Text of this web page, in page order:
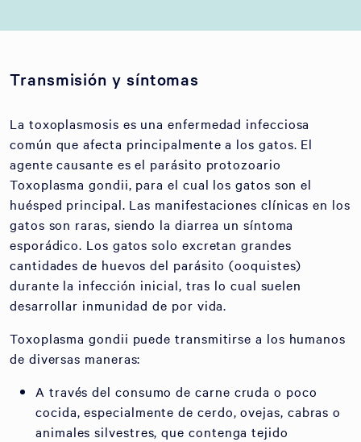
Transmisión y síntomas
La toxoplasmosis es una enfermedad infecciosa
común que afecta principalmente a los gatos. El
agente causante es el parásito protozoario
Toxoplasma gondii, para el cual los gatos son el
huésped principal. Las manifestaciones clínicas en los
gatos son raras, siendo la diarrea un síntoma
esporádico. Los gatos solo excretan grandes
cantidades de huevos del parásito (ooquistes)
durante la infección inicial, tras lo cual suelen
desarrollar inmunidad de por vida.
Toxoplasma gondii puede transmitirse a los humanos
de diversas maneras:
A través del consumo de carne cruda o poco
cocida, especialmente de cerdo, ovejas, cabras o
animales silvestres, que contenga tejido